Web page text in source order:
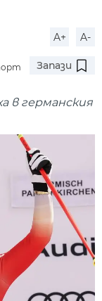
A+ A-
Запази
в германския